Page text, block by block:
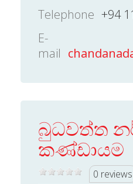
Telephone +94
E-
mail
බුධවත්ත
කණ්ඩායම
0 reviews